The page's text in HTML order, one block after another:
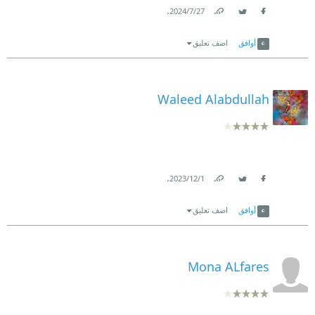
27‏/7‏/2024
.
أوافق اضف تعليق
Waleed Alabdullah
1‏/12‏/2023
.
أوافق اضف تعليق
Mona ALfares